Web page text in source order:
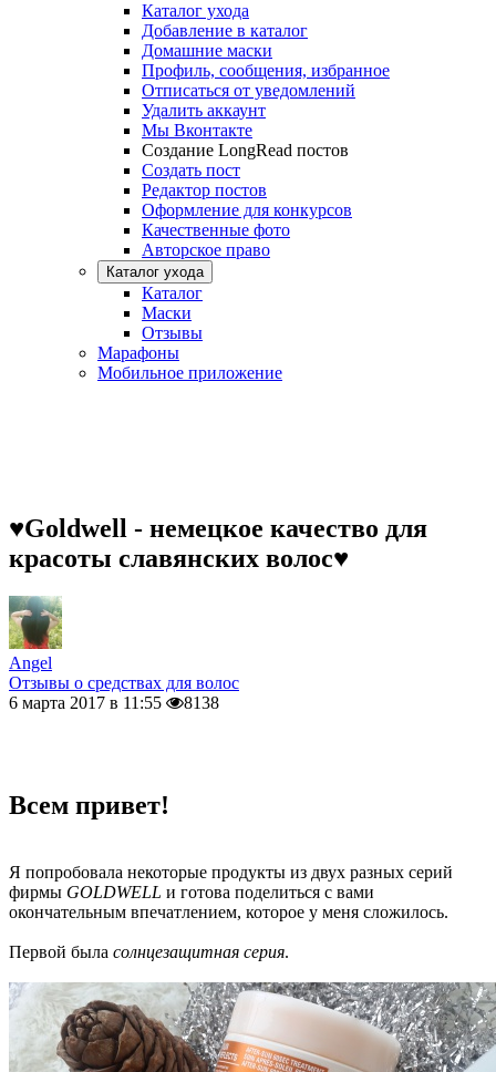
Каталог ухода
Добавление в каталог
Домашние маски
Профиль, сообщения, избранное
Отписаться от уведомлений
Удалить аккаунт
Мы Вконтакте
Создание LongRead постов
Создать пост
Редактор постов
Оформление для конкурсов
Качественные фото
Авторское право
Каталог ухода
Каталог
Маски
Отзывы
Марафоны
Мобильное приложение
♥Goldwell - немецкое качество для
красоты славянских волос♥
Angel
Отзывы о средствах для волос
6 марта 2017 в 11:55
8138
Всем привет!
Я попробовала некоторые продукты из двух разных серий
фирмы GOLDWELL и готова поделиться с вами
окончательным впечатлением, которое у меня сложилось.
Первой была солнцезащитная серия.